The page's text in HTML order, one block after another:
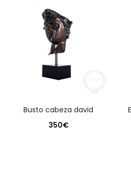
busto cabeza david
350€